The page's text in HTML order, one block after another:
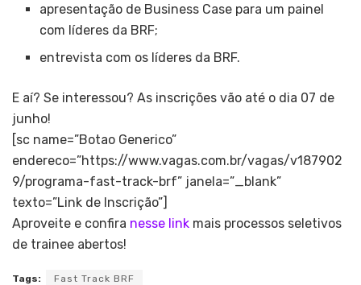
apresentação de Business Case para um painel
com líderes da BRF;
entrevista com os líderes da BRF.
E aí? Se interessou? As inscrições vão até o dia 07 de
junho!
[sc name=”Botao Generico”
endereco=”https://www.vagas.com.br/vagas/v187902
9/programa-fast-track-brf” janela=”_blank”
texto=”Link de Inscrição”]
Aproveite e confira nesse link mais processos seletivos
de trainee abertos!
Tags: Fast Track BRF